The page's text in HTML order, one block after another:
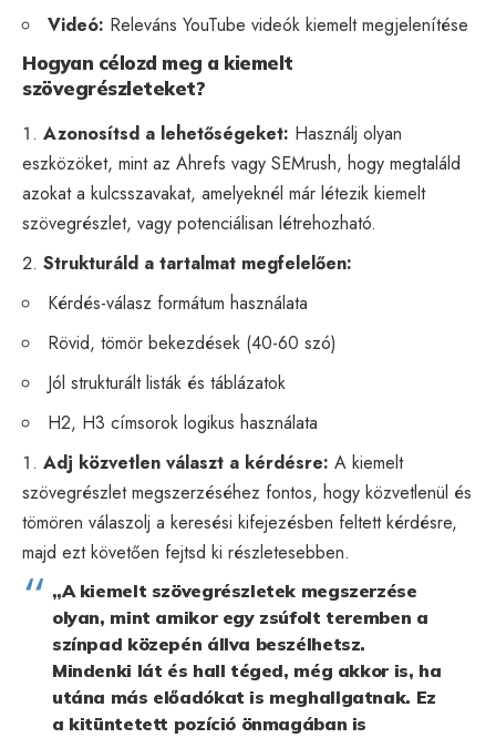
Videó: Releváns YouTube videók kiemelt megjelenítése
Hogyan célozd meg a kiemelt
szövegrészleteket?
Azonosítsd a lehetőségeket: Használj olyan
eszközöket, mint az Ahrefs vagy SEMrush, hogy megtaláld
azokat a kulcsszavakat, amelyeknél már létezik kiemelt
szövegrészlet, vagy potenciálisan létrehozható.
Strukturáld a tartalmat megfelelően:
Kérdés-válasz formátum használata
Rövid, tömör bekezdések (40-60 szó)
Jól strukturált listák és táblázatok
H2, H3 címsorok logikus használata
Adj közvetlen választ a kérdésre: A kiemelt
szövegrészlet megszerzéséhez fontos, hogy közvetlenül és
tömören válaszolj a keresési kifejezésben feltett kérdésre,
majd ezt követően fejtsd ki részletesebben.
„A kiemelt szövegrészletek megszerzése
olyan, mint amikor egy zsúfolt teremben a
színpad közepén állva beszélhetsz.
Mindenki lát és hall téged, még akkor is, ha
utána más előadókat is meghallgatnak. Ez
a kitüntetett pozíció önmagában is